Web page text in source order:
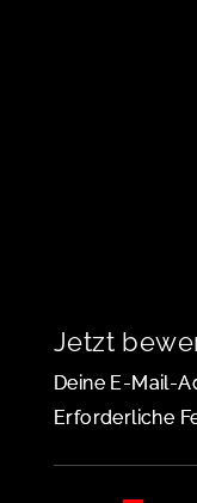
Jetzt
Deine E-Mail-
Erforderliche